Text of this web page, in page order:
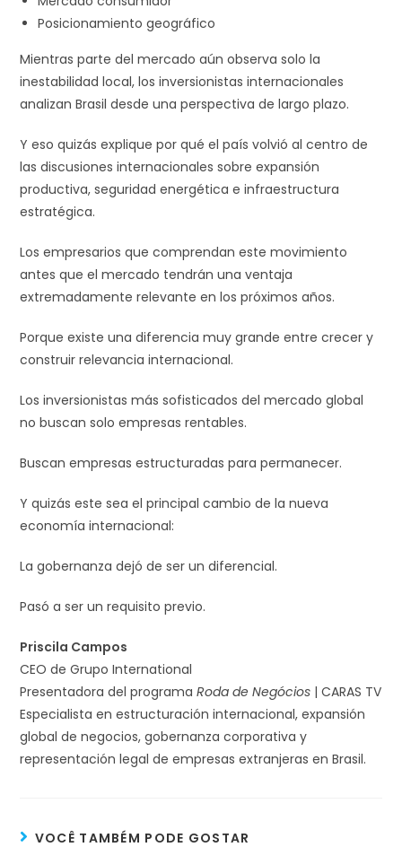
Posicionamiento geográfico
Mientras parte del mercado aún observa solo la
inestabilidad local, los inversionistas internacionales
analizan Brasil desde una perspectiva de largo plazo.
Y eso quizás explique por qué el país volvió al centro de
las discusiones internacionales sobre expansión
productiva, seguridad energética e infraestructura
estratégica.
Los empresarios que comprendan este movimiento
antes que el mercado tendrán una ventaja
extremadamente relevante en los próximos años.
Porque existe una diferencia muy grande entre crecer y
construir relevancia internacional.
Los inversionistas más sofisticados del mercado global
no buscan solo empresas rentables.
Buscan empresas estructuradas para permanecer.
Y quizás este sea el principal cambio de la nueva
economía internacional:
La gobernanza dejó de ser un diferencial.
Pasó a ser un requisito previo.
Priscila Campos
CEO de Grupo International
Presentadora del programaRoda de Negócios | CARAS TV
Especialista en estructuración internacional, expansión
global de negocios, gobernanza corporativa y
representación legal de empresas extranjeras en Brasil.
VOCÊ TAMBÉM PODE GOSTAR